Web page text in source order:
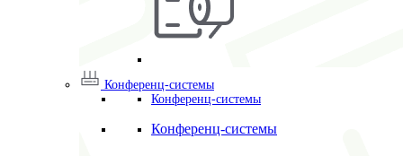
Конференц-системы
Конференц-системы
Конференц-системы